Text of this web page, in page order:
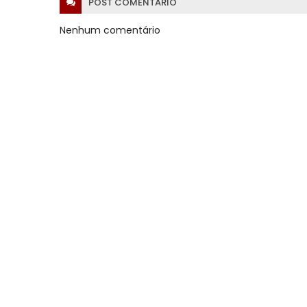
Nenhum comentário